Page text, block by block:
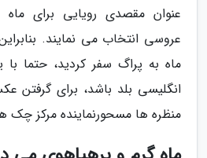
عنوان مقصدی رویایی برای
عروسی انتخاب می نمایند.
ماه به پراگ سفر کردید، حتما
انگلیسی بلد باشد، برای گرفتن
منظره ها مسحورنماینده مرکز چک